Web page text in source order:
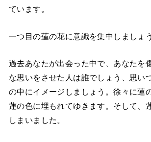
ています。
一つ目の蓮の花に意識を集中しましょう
過去あなたが出会った中で、あなたを
な思いをさせた人は誰でしょう、思い
の中にイメージしましょう。徐々に蓮
蓮の色に埋もれてゆきます。そして、
しまいました。